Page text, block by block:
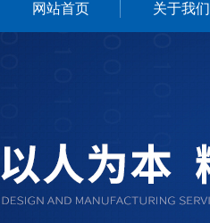
网站首页 关于我们